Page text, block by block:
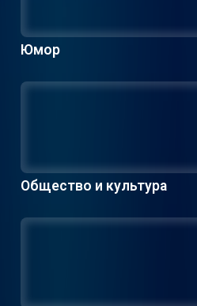
Юмор
Общество и культура